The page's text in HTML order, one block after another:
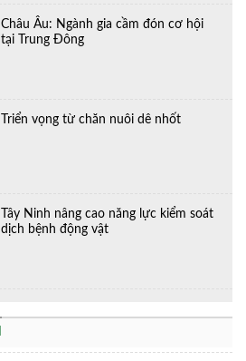
Châu Âu: Ngành gia cầm đón cơ hội
tại Trung Đông
Triển vọng từ chăn nuôi dê nhốt
Tây Ninh nâng cao năng lực kiểm soát
dịch bệnh động vật